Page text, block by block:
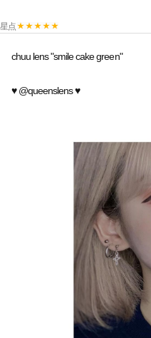
星点
chuu lens "smile cake green"
♥ @queenslens ♥